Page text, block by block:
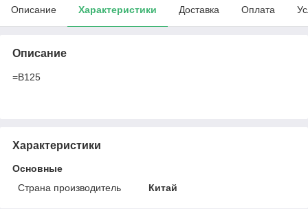
Описание Характеристики Доставка Оплата
Описание
=B125
Характеристики
Основные
Страна производитель
Китай